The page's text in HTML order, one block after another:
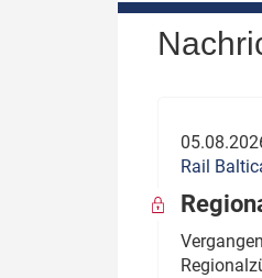
SPNV-
Politik
wen?
Rail